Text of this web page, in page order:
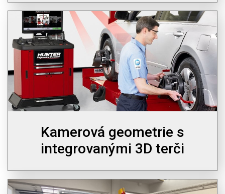
Kamerová geometrie s
integrovanými 3D terči